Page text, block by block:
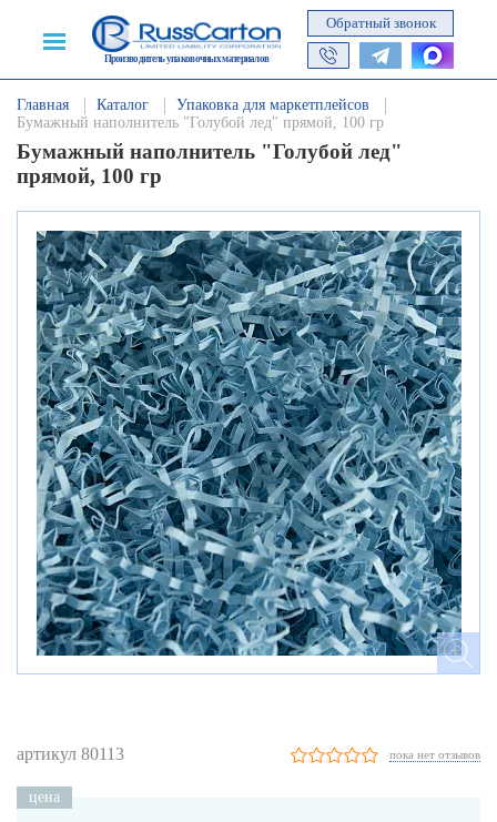
Производитель упаковочных материалов
Обратный звонок
Главная Каталог
Упаковка для маркетплейсов
Бумажный наполнитель "Голубой лед" прямой, 100 гр
Бумажный наполнитель "Голубой лед"
прямой, 100 гр
артикул 80113 пока нет отзывов
цена